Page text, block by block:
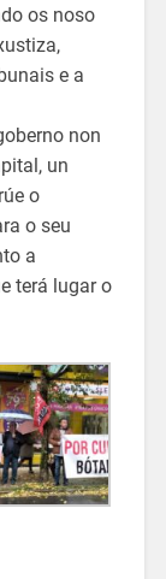
os noso
e a
non
un
o
o seu
a
terá lugar o